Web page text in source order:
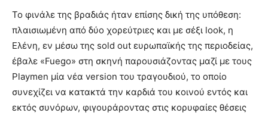
Το φινάλε της βραδιάς ήταν επίσης δική της υπόθεση:
πλαισιωμένη από δύο χορεύτριες και με σέξι look, η
Ελένη, εν μέσω της sold out ευρωπαϊκής της περιοδείας,
έβαλε «Fuego» στη σκηνή παρουσιάζοντας μαζί με τους
Playmen μία νέα version του τραγουδιού, το οποίο
συνεχίζει να κατακτά την καρδιά του κοινού εντός και
εκτός συνόρων, φιγουράροντας στις κορυφαίες θέσεις